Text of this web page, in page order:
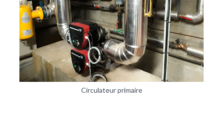
Circulateur primaire